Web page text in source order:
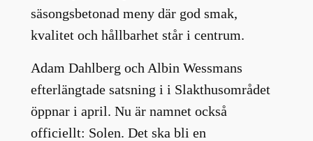
säsongsbetonad meny där god smak,
kvalitet och hållbarhet står i centrum.
Adam Dahlberg och Albin Wessmans
efterlängtade satsning i i Slakthusområdet
öppnar i april. Nu är namnet också
officiellt: Solen. Det ska bli en